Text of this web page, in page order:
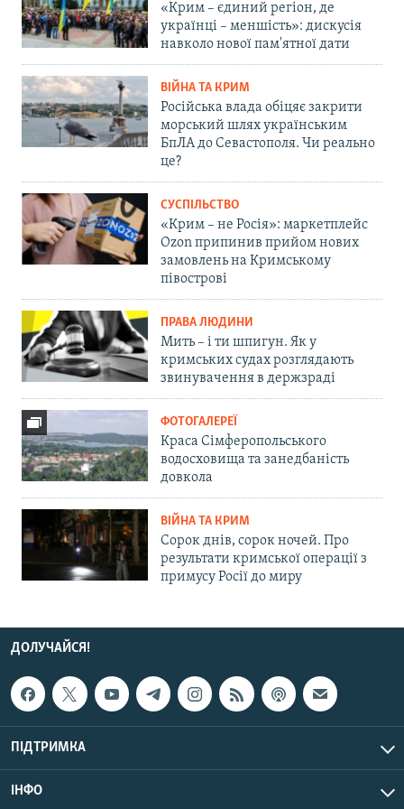
«Крим – єдиний регіон, де
українці – меншість»: дискусія
навколо нової пам'ятної дати
ВІЙНА ТА КРИМ
Російська влада обіцяє закрити
морський шлях українським
БпЛА до Севастополя. Чи реально
це?
СУСПІЛЬСТВО
«Крим – не Росія»: маркетплейс
Ozon припинив прийом нових
замовлень на Кримському
півострові
ПРАВА ЛЮДИНИ
Мить – і ти шпигун. Як у
кримських судах розглядають
звинувачення в держзраді
ФОТОГАЛЕРЕЇ
Краса Сімферопольського
водосховища та занедбаність
довкола
ВІЙНА ТА КРИМ
Сорок днів, сорок ночей. Про
результати кримської операції з
примусу Росії до миру
ДОЛУЧАЙСЯ!
ПІДТРИМКА
ІНФО